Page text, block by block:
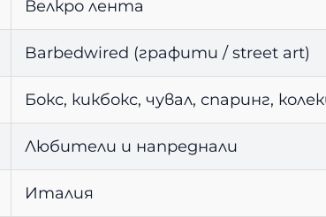
Велкро лента
Barbedwired (графити / street art)
Бокс, кикбокс, чувал, спаринг,
Любители и напреднали
Италия